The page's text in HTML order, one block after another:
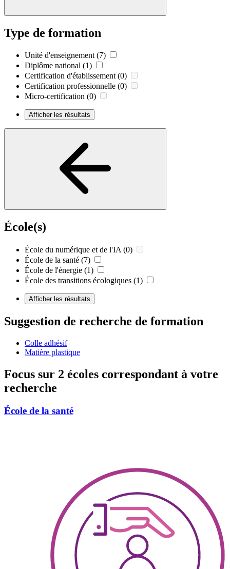
Type de formation
Unité d'enseignement (7)
Diplôme national (1)
Certification d'établissement (0)
Certification professionnelle (0)
Micro-certification (0)
Afficher les résultats
École(s)
École du numérique et de l'IA (0)
École de la santé (7)
École de l'énergie (1)
École des transitions écologiques (1)
Afficher les résultats
Suggestion de recherche de formation
Colle adhésif
Matière plastique
Focus sur 2 écoles correspondant à votre
recherche
École de la santé